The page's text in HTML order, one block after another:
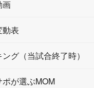
画
動表
グ（当試合終了時）
ポが選ぶMOM